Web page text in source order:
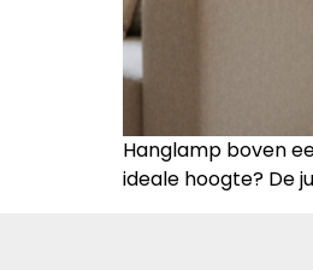
Hanglamp boven
ideale hoogte? De